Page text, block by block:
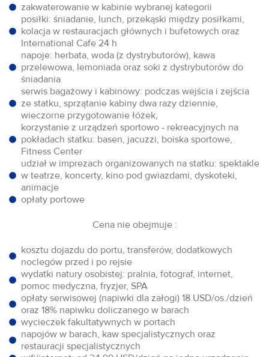
zakwaterowanie w kabinie wybranej kategorii
posiłki: śniadanie, lunch, przekąski między posiłkami,
kolacja w restauracjach głównych i bufetowych oraz
International Cafe 24 h
napoje: herbata, woda (z dystrybutorów), kawa
przelewowa, lemoniada oraz soki z dystrybutorów do
śniadania
serwis bagażowy i kabinowy: podczas wejścia i zejścia
ze statku, sprzątanie kabiny dwa razy dziennie,
wieczorne przygotowanie łóżek,
korzystanie z urządzeń sportowo - rekreacyjnych na
pokładach statku: basen, jacuzzi, boiska sportowe,
Fitness Center
udział w imprezach organizowanych na statku: spektakle
w teatrze, koncerty, kino pod gwiazdami, dyskoteki,
animacje
opłaty portowe
Cena nie obejmuje :
kosztu dojazdu do portu, transferów, dodatkowych
noclegów przed i po rejsie
wydatki natury osobistej: pralnia, fotograf, internet,
pomoc medyczna, fryzjer, SPA
opłaty serwisowej (napiwki dla załogi) 18 USD/os./dzień
oraz 18% napiwku doliczanego w barach
wycieczek fakultatywnych w portach
napojów w barach, kaw specjalistycznych oraz
restauracji specjalistycznych